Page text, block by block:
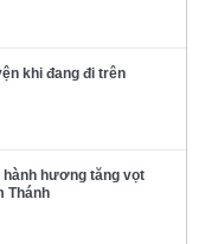
khi đang đi trên
hương tăng vọt
Thánh